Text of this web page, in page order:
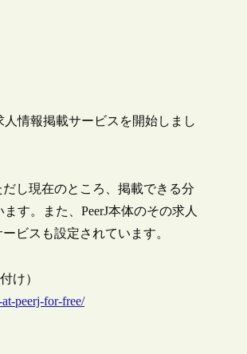
人情報掲載サービスを開始しまし
し現在のところ、掲載できる分
す。また、PeerJ本体のその求人
ビスも設定されています。
け）
peerj-for-free/